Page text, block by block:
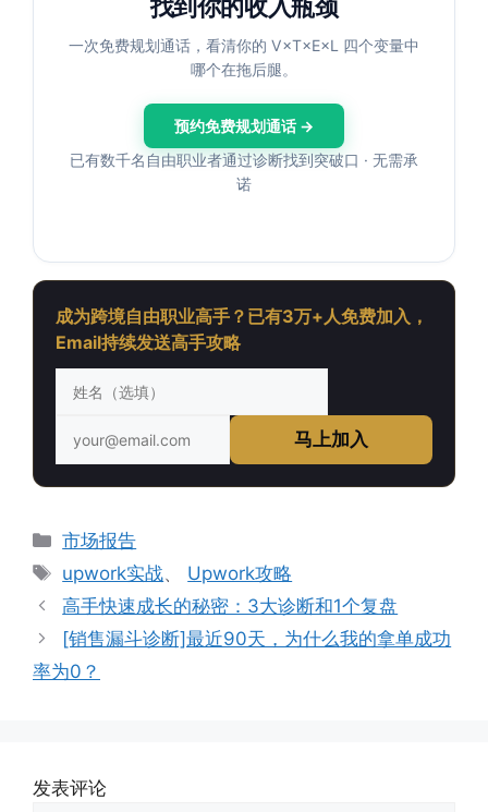
找到你的收入瓶颈
一次免费规划通话，看清你的 V×T×E×L 四个变量中
哪个在拖后腿。
预约免费规划通话 →
已有数千名自由职业者通过诊断找到突破口 · 无需承
诺
成为跨境自由职业高手？已有3万+人免费加入，
Email持续发送高手攻略
马上加入
分
类
市场报告
标
签
upwork实战、 Upwork攻略
高手快速成长的秘密：3大诊断和1个复盘
[销售漏斗诊断]最近90天，为什么我的拿单成功
率为0？
发表评论